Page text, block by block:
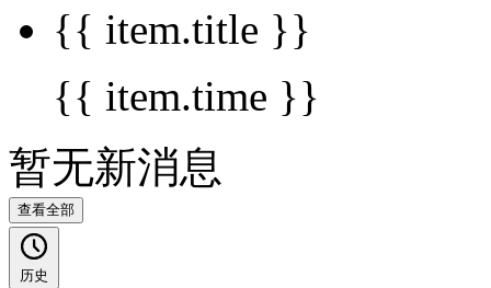
{{ item.title }}
{{ item.time }}
暂无新消息
查看全部
历史